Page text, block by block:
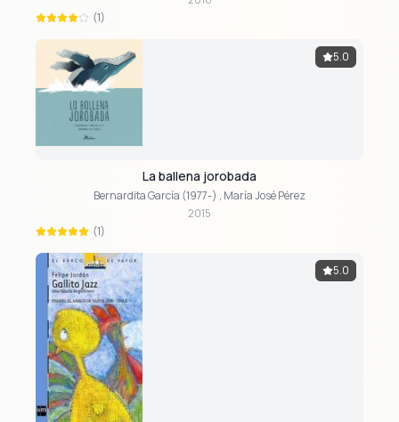
(1)
5.0
La ballena jorobada
Bernardita García (1977-) , María José Pérez
2015
(1)
5.0